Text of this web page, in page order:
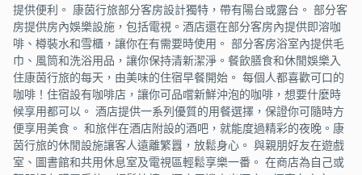
提供便利。 康茵行旅部分客房設計獨特，帶有陽台或露台。 部分客
房提供房內娛樂設施，包括電視。酒店還在部分客房內提供即溶咖
啡、樽裝水和雪櫃，讓你在有需要時使用。 部分客房浴室內提供毛
巾、風筒和洗浴用品，讓你保持清新潔淨。餐飲膳食和休閒娛樂入
住康茵行旅的每天，由美味的住宿早餐開始。 每個人都喜歡可口的
咖啡！住宿設有咖啡店，讓你可品嚐新鮮沖泡的咖啡，想要什麼時
候享用都可以。 酒店提供一系列優質的用餐選擇，保證你可隨時方
便享用美食。 和旅伴在酒店附設的酒吧，就能度過精彩的夜晚。康
茵行旅的休閒設施讓客人遠離繁囂，放鬆身心。 與親朋好友在遊戲
室、圖書館和共用休息室及電視區輕鬆享樂一番。 在商店為自己或